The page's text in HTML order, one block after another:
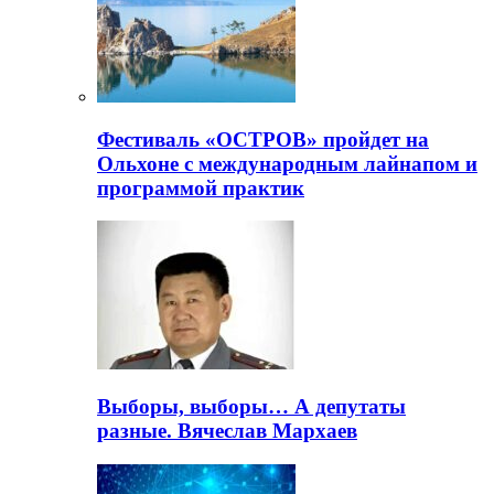
Фестиваль «ОСТРОВ» пройдет на
Ольхоне с международным лайнапом и
программой практик
Выборы, выборы… А депутаты
разные. Вячеслав Мархаев